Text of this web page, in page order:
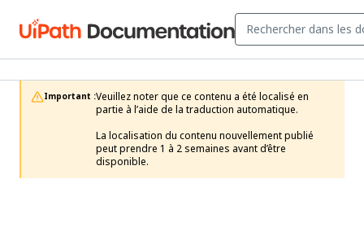
Important :Veuillez noter que ce contenu a été localisé en
partie à l’aide de la traduction automatique.
La localisation du contenu nouvellement publié
peut prendre 1 à 2 semaines avant d’être
disponible.